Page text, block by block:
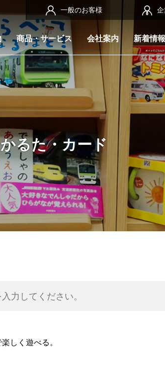
商品・サービス 会社案内 新着情報
一般のお客様
かるた・カード
しく遊べる。